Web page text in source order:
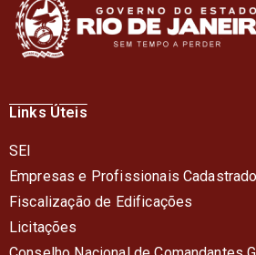
Links Úteis
SEI
Empresas e Profissionais
Fiscalização de Edificações
Licitações